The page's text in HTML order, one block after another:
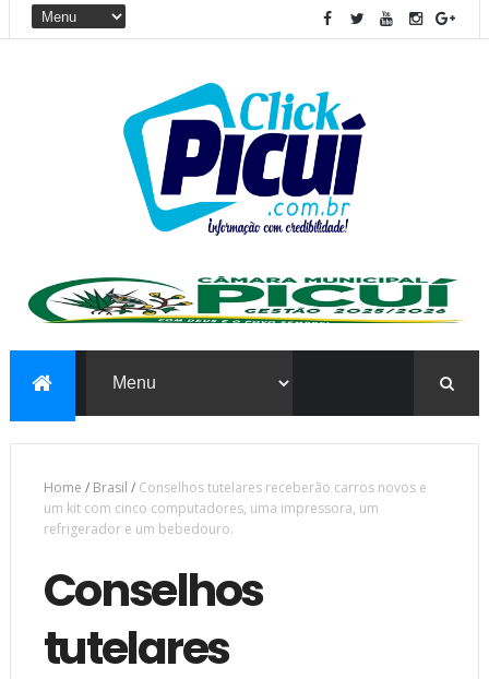
Home / Brasil / Conselhos tutelares receberão carros novos e
um kit com cinco computadores, uma impressora, um
refrigerador e um bebedouro.
Conselhos
tutelares